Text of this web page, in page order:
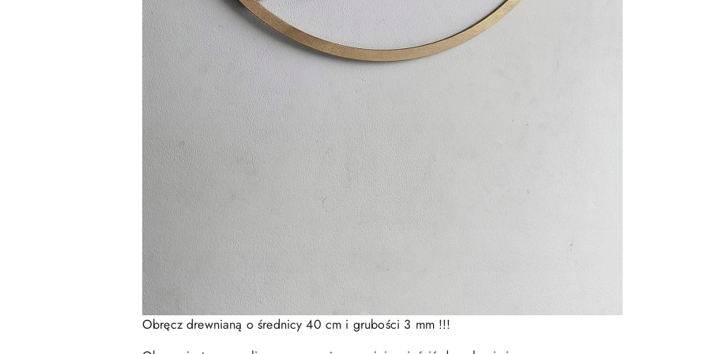
Obręcz drewnianą o średnicy 40 cm i grubości 3 mm !!!